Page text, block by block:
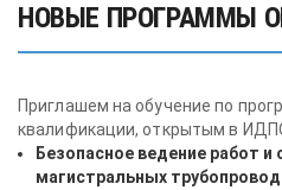
НОВЫЕ ПРОГРАММЫ
Приглашем на обучение по
квалификации, открытым в
Безопасное ведение работ и
магистральных